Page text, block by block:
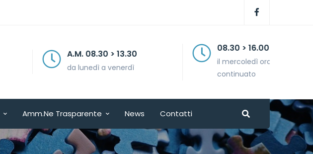
A.M. 08.30 > 13.30
da lunedì a venerdì
08.30 > 16.00
il mercoledì orario
Amm.ne Trasparente News Contatti